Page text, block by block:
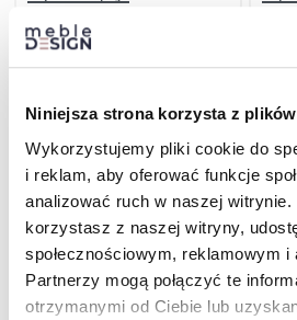
Niniejsza strona korzysta z
Wykorzystujemy pliki cookie do
i reklam, aby oferować funkcje
analizować ruch w naszej
korzystasz z naszej witryny,
społecznościowym, reklamowym i
Partnerzy mogą połączyć te
otrzymanymi od Ciebie lub
Oceniono0na 5
1395,00
Wybierz opcje